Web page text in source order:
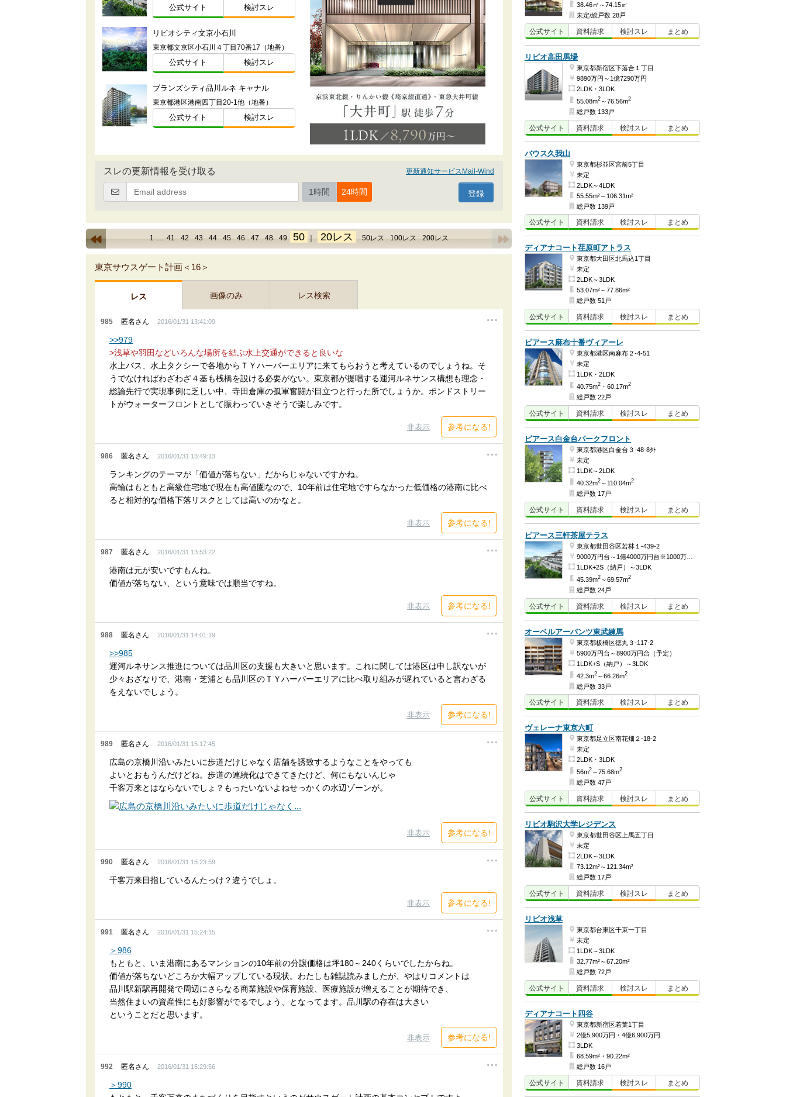
公式サイト 検討スレ
リビオシティ文京小石川
東京都文京区小石川４丁目70番17（地番）
公式サイト 検討スレ
ブランズシティ品川ルネ キャナル
東京都港区港南四丁目20-1他（地番）
公式サイト 検討スレ
スレの更新情報を受け取る 更新通知サービスMail-Wind
1時間 24時間
1 … 41 42 43 44 45 46 47 48 49 50 ｜ 20レス 50レス 100レス 200レス
東京サウスゲート計画＜16＞
レス 画像のみ レス検索
985 匿名さん 2016/01/31 13:41:09
>>979
>浅草や羽田などいろんな場所を結ぶ水上交通ができると良いな
水上バス、水上タクシーで各地からＴＹハーバーエリアに来てもらおうと考えているのでしょうね。そ
うでなければわざわざ４基も桟橋を設ける必要がない。東京都が提唱する運河ルネサンス構想も理念・
総論先行で実現事例に乏しい中、寺田倉庫の孤軍奮闘が目立つと行った所でしょうか。ボンドストリー
トがウォーターフロントとして賑わっていきそうで楽しみです。
非表示 参考になる!
986 匿名さん 2016/01/31 13:49:13
ランキングのテーマが「価値が落ちない」だからじゃないですかね。
高輪はもともと高級住宅地で現在も高値圏なので、10年前は住宅地ですらなかった低価格の港南に比べ
ると相対的な価格下落リスクとしては高いのかなと。
非表示 参考になる!
987 匿名さん 2016/01/31 13:53:22
港南は元が安いですもんね。
価値が落ちない、という意味では順当ですね。
非表示 参考になる!
988 匿名さん 2016/01/31 14:01:19
>>985
運河ルネサンス推進については品川区の支援も大きいと思います。これに関しては港区は申し訳ないが
少々おざなりで、港南・芝浦とも品川区のＴＹハーバーエリアに比べ取り組みが遅れていると言わざる
をえないでしょう。
非表示 参考になる!
989 匿名さん 2016/01/31 15:17:45
広島の京橋川沿いみたいに歩道だけじゃなく店舗を誘致するようなことをやっても
よいとおもうんだけどね。歩道の連続化はできてきたけど、何にもないんじゃ
千客万来とはならないでしょ？もったいないよねせっかくの水辺ゾーンが。
非表示 参考になる!
990 匿名さん 2016/01/31 15:23:59
千客万来目指しているんたっけ？違うでしょ。
非表示 参考になる!
991 匿名さん 2016/01/31 15:24:15
＞986
もともと、いま港南にあるマンションの10年前の分譲価格は坪180～240くらいでしたからね。
価値が落ちないどころか大幅アップしている現状。わたしも雑誌読みましたが、やはりコメントは
品川駅新駅再開発で周辺にさらなる商業施設や保育施設、医療施設が増えることが期待でき、
当然住まいの資産性にも好影響がでるでしょう、となってます。品川駅の存在は大きい
ということだと思います。
非表示 参考になる!
992 匿名さん 2016/01/31 15:29:56
＞990
38.46㎡～74.15㎡
未定/総戸数 28戸
公式サイト 資料請求 検討スレ まとめ
リビオ高田馬場
東京都新宿区下落合１丁目
9890万円～1億7290万円
2LDK・3LDK
55.08m2 ～76.56m2
総戸数 133戸
公式サイト 資料請求 検討スレ まとめ
バウス久我山
東京都杉並区宮前5丁目
未定
2LDK～4LDK
55.55m²～106.31m²
総戸数 139戸
公式サイト 資料請求 検討スレ まとめ
ディアナコート荏原町アトラス
東京都大田区北馬込1丁目
未定
2LDK～3LDK
53.07m²～77.86m²
総戸数 51戸
公式サイト 資料請求 検討スレ まとめ
ピアース麻布十番ヴィアーレ
東京都港区南麻布２-4-51
未定
1LDK・2LDK
40.75m2 ・60.17m2
総戸数 22戸
公式サイト 資料請求 検討スレ まとめ
ピアース白金台パークフロント
東京都港区白金台３-48-8外
未定
1LDK～2LDK
40.32m2 ～110.04m2
総戸数 17戸
公式サイト 資料請求 検討スレ まとめ
ピアース三軒茶屋テラス
東京都世田谷区若林１-439-2
1LDK+2S（納戸）～3LDK
45.39m2 ～69.57m2
総戸数 24戸
公式サイト 資料請求 検討スレ まとめ
オーベルアーバンツ東武練馬
東京都板橋区徳丸３-117-2
5900万円台～8900万円台（予定）
1LDK+S（納戸）～3LDK
42.3m2 ～66.26m2
総戸数 33戸
公式サイト 資料請求 検討スレ まとめ
ヴェレーナ東京六町
東京都足立区南花畑２-18-2
未定
2LDK・3LDK
56m2 ～75.68m2
総戸数 47戸
公式サイト 資料請求 検討スレ まとめ
リビオ駒沢大学レジデンス
東京都世田谷区上馬五丁目
未定
2LDK～3LDK
73.12m²～121.34m²
総戸数 17戸
公式サイト 資料請求 検討スレ まとめ
リビオ浅草
東京都台東区千束一丁目
未定
1LDK～3LDK
32.77m²～67.20m²
総戸数 72戸
公式サイト 資料請求 検討スレ まとめ
ディアナコート四谷
東京都新宿区若葉1丁目
2億5,900万円・4億6,900万円
3LDK
68.59m²・90.22m²
総戸数 16戸
公式サイト 資料請求 検討スレ まとめ